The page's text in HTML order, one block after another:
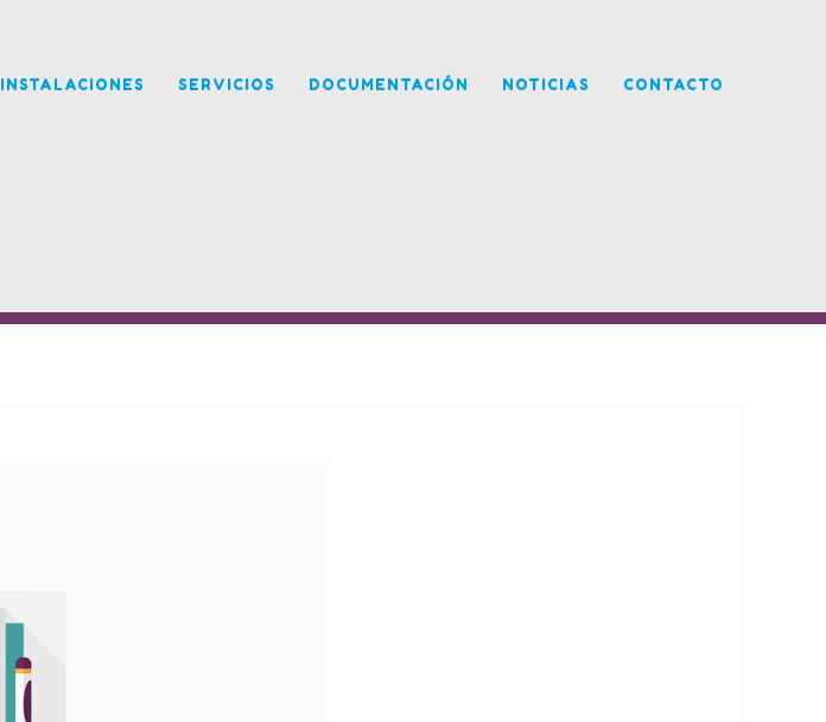
INSTALACIONES SERVICIOS DOCUMENTACIÓN NOTICIAS CONTACTO